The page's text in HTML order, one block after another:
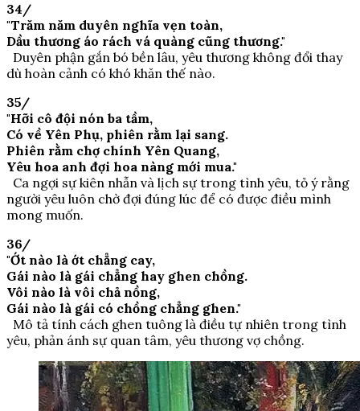
34/
"Trăm năm duyên nghĩa vẹn toàn,
Dầu thương áo rách vá quàng cũng thương."
Duyên phận gắn bó bền lâu, yêu thương không đổi thay
dù hoàn cảnh có khó khăn thế nào.
35/
"Hỡi cô đội nón ba tầm,
Có về Yên Phụ, phiên rằm lại sang.
Phiên rằm chợ chính Yên Quang,
Yêu hoa anh đợi hoa nàng mới mua."
Ca ngợi sự kiên nhẫn và lịch sự trong tình yêu, tỏ ý rằng
người yêu luôn chờ đợi đúng lúc để có được điều mình
mong muốn.
36/
"Ớt nào là ớt chẳng cay,
Gái nào là gái chẳng hay ghen chồng.
Vôi nào là vôi chả nồng,
Gái nào là gái có chồng chẳng ghen."
Mô tả tính cách ghen tuông là điều tự nhiên trong tình
yêu, phản ánh sự quan tâm, yêu thương vợ chồng.